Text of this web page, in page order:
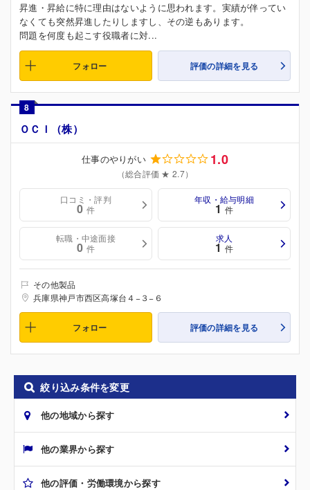
昇進・昇給に特に理由はないように思われます。実績が伴ってい
なくても突然昇進したりしますし、その逆もあります。
問題を何度も起こす役職者に対...
フォロー 評価の詳細を見る
8
ＯＣＩ（株）
仕事のやりがい 1.0
（総合評価 ★ 2.7）
口コミ・評判
0 件
年収・給与明細
1 件
転職・中途面接
0 件
求人
1 件
その他製品
兵庫県神戸市西区高塚台４−３−６
フォロー 評価の詳細を見る
絞り込み条件を変更
他の地域から探す
他の業界から探す
他の評価・労働環境から探す